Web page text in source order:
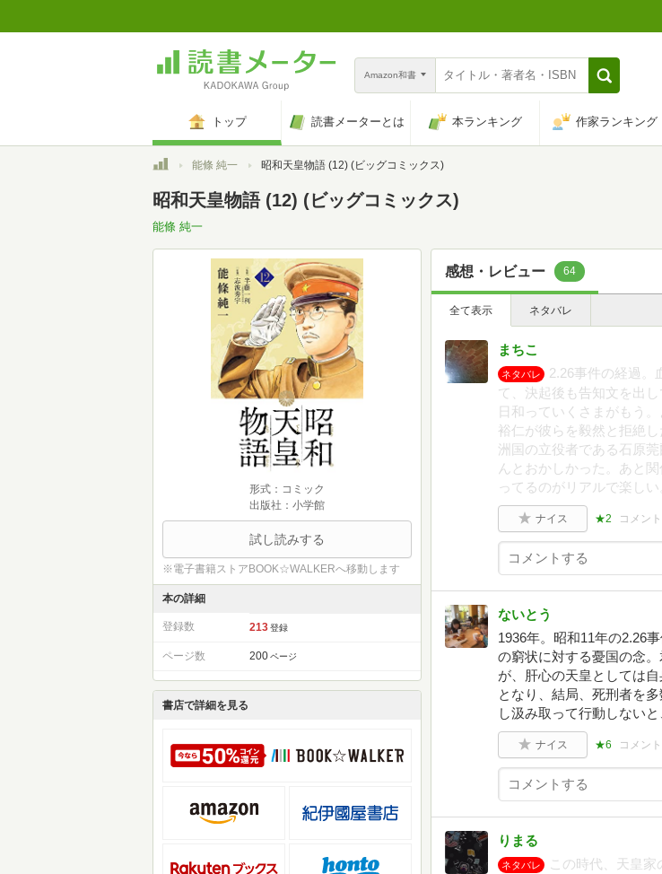
Amazon和書
トップ 読書メーターとは 本ランキング 作家ランキング
トップ能條 純一 昭和天皇物語 (12) (ビッグコミックス)
昭和天皇物語 (12) (ビッグコミックス)
能條 純一
形式：コミック
出版社：小学館
試し読みする
※電子書籍ストアBOOK☆WALKERへ移動します
本の詳細
登録数 213 登録
ページ数 200 ページ
書店で詳細を見る
感想・レビュー 64
全て表示 ネタバレ
まちこ
ネタバレ
2.26事件の経過。
て、決起後も告知文を出
日和っていくさまがもう
裕仁が彼らを毅然と拒絶
洲国の立役者である石原
んとおかしかった。あと
ってるのがリアルで楽しい
ナイス ★2 コメン
ないとう
1936年。昭和11年の2.26
の窮状に対する憂国の念
が、肝心の天皇としては
となり、結局、死刑者を
し汲み取って行動しない
ナイス ★6 コメン
りまる
ネタバレ
この時代、天皇